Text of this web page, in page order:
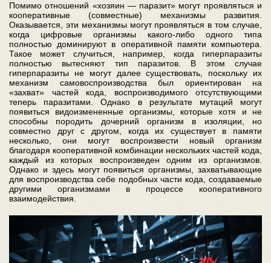
Помимо отношений «хозяин — паразит» могут проявляться и
кооперативные (совместные) механизмы развития.
Оказывается, эти механизмы могут проявляться в том случае,
когда цифровые организмы какого-либо одного типа
полностью доминируют в оперативной памяти компьютера.
Такое может случиться, например, когда гиперпаразиты
полностью вытесняют тип паразитов. В этом случае
гиперпаразиты не могут далее существовать, поскольку их
механизм самовоспроизводства был ориентирован на
«захват» частей кода, воспроизводимого отсутствующими
теперь паразитами. Однако в результате мутаций могут
появиться видоизмененные организмы, которые хотя и не
способны породить дочерний организм в изоляции, но
совместно друг с другом, когда их существует в памяти
несколько, они могут воспроизвести новый организм
благодаря кооперативной комбинации нескольких частей кода,
каждый из которых воспроизведен одним из организмов.
Однако и здесь могут появиться организмы, захватывающие
для воспроизводства себе подобных части кода, создаваемые
другими организмами в процессе кооперативного
взаимодействия.